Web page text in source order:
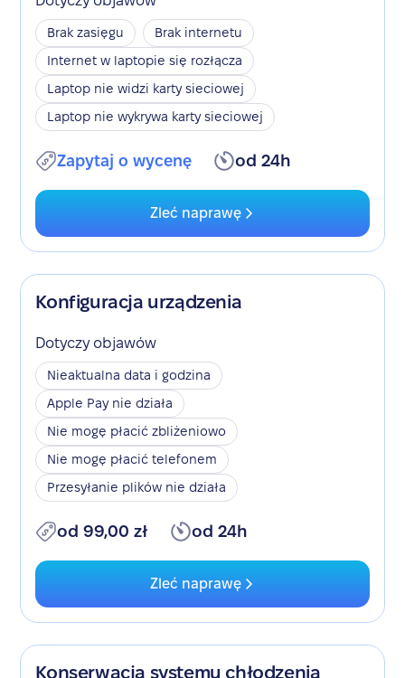
Brak zasięgu
Brak internetu
Internet w laptopie się rozłącza
Laptop nie widzi karty sieciowej
Laptop nie wykrywa karty sieciowej
Zapytaj o wycenę od 24h
Zleć naprawę
Konfiguracja urządzenia
Dotyczy objawów
Nieaktualna data i godzina
Apple Pay nie działa
Nie mogę płacić zbliżeniowo
Nie mogę płacić telefonem
Przesyłanie plików nie działa
od 99,00 zł od 24h
Zleć naprawę
Konserwacja systemu chłodzenia